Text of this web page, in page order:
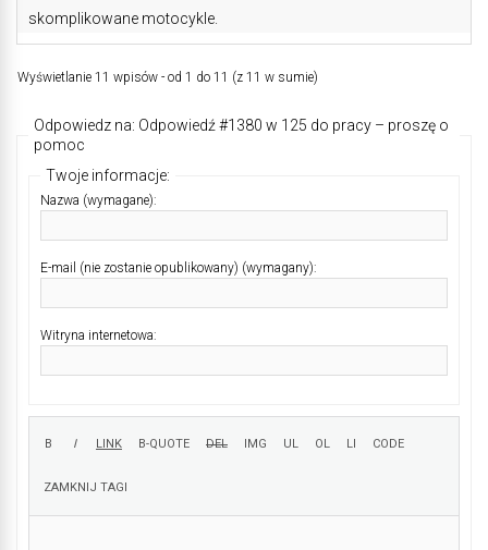
skomplikowane motocykle.
Wyświetlanie 11 wpisów - od 1 do 11 (z 11 w sumie)
Odpowiedz na: Odpowiedź #1380 w 125 do pracy – proszę o
pomoc
Twoje informacje:
Nazwa (wymagane):
E-mail (nie zostanie opublikowany) (wymagany):
Witryna internetowa: